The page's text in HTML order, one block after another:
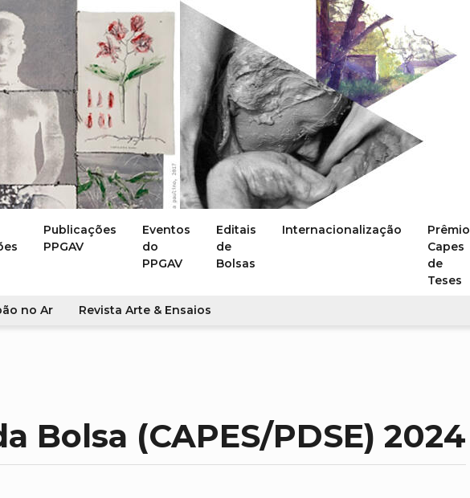
Publicações
PPGAV
Eventos
do
PPGAV
Editais
de
Bolsas
Internacionalização
Prêmio
Capes
de
Teses
no Ar Revista Arte & Ensaios
Bolsa (CAPES/PDSE) 2024